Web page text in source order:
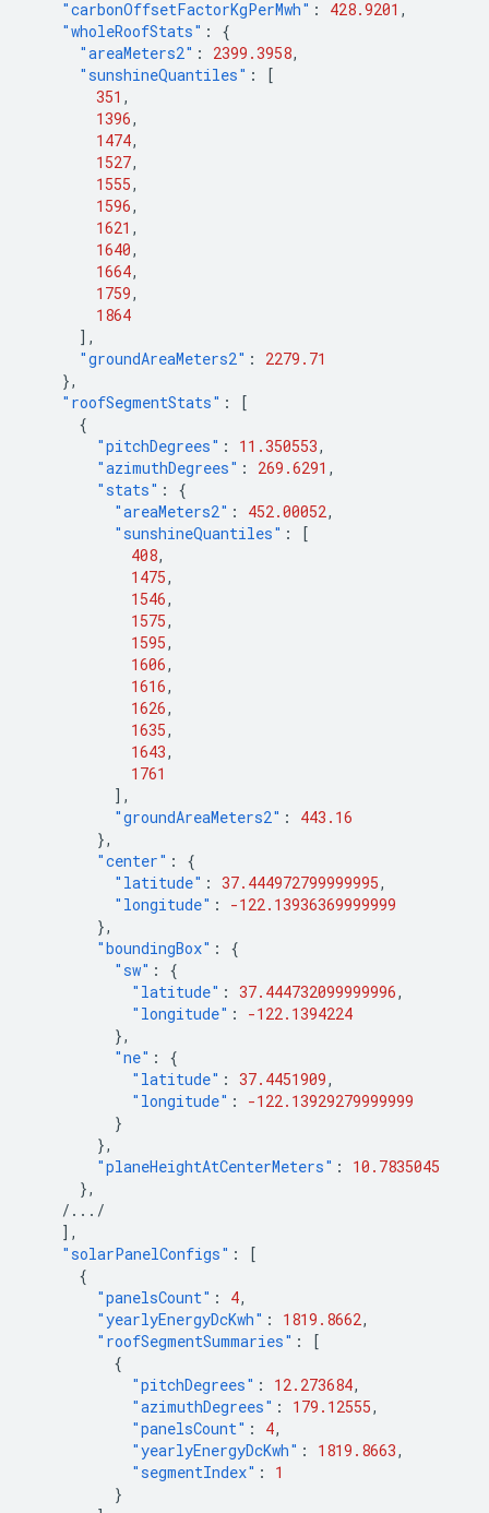
"carbonOffsetFactorKgPerMwh" : 428.9201 ,
"wholeRoofStats" :
{
"areaMeters2" : 2399.3958,
"sunshineQuantiles" :
[
351 ,
1396,
1474,
1527,
1555,
1596,
1621 ,
1640,
1664,
1759,
1864
],
"groundAreaMeters2" :
2279.71
},
"roofSegmentStats" :
[
{
"pitchDegrees" : 11.350553,
"azimuthDegrees" : 269.6291 ,
"stats" :
{
"areaMeters2" : 452.00052,
"sunshineQuantiles" :
[
408,
1475,
1546,
1575,
1595,
1606,
1616,
1626,
1635,
1643,
1761
],
"groundAreaMeters2" :
443.16
},
"center" :
{
"latitude" : 37.444972799999995,
"longitude" :
-122.13936369999999
},
"boundingBox" :
{
"sw" :
{
"latitude" : 37.444732099999996,
"longitude" :
-122.1394224
},
"ne" :
{
"latitude" : 37.4451909,
"longitude" :
-122.13929279999999
}
},
"planeHeightAtCenterMeters" :
10.7835045
},
/.../
],
"solarPanelConfigs" :
[
{
"panelsCount" : 4,
"yearlyEnergyDcKwh" : 1819.8662,
"roofSegmentSummaries" :
[
{
"pitchDegrees" : 12.273684,
"azimuthDegrees" : 179.12555,
"panelsCount" : 4,
"yearlyEnergyDcKwh" : 1819.8663,
"segmentIndex" :
1
}